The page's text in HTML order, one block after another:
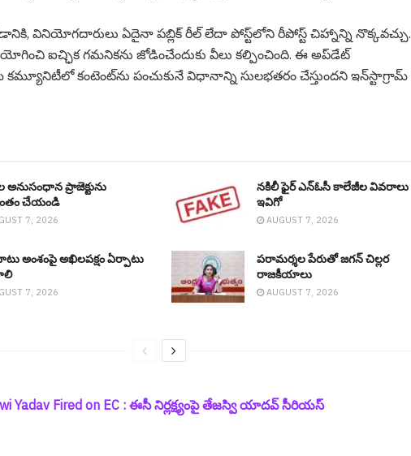
వినియోగదారులు ఏదైనా పబ్లిక్ రీల్ లేదా పోస్ట్‌లోని రీపోస్ట్ చిహ్నాన్ని నొక్కవచ్చు.
ఐచ్ఛిక గమనికను జోడించేందుకు వీలు క‌ల్పించింది. ఈ అప్‌డేట్
కంటెంట్‌ను పంచుకునే విధానాన్ని సులభతరం చేస్తుందని ఇన్‌స్టాగ్రామ్
అనుసంధాన ప్రాజెక్టును
చేయండి
7, 2026
నకిలీ ఫైర్ ఎన్ఓసీ కాలేజీల వివ‌రాలు
ఇవిగో
AUGUST 7, 2026
అంశంపై అఖిల‌ప‌క్షం ఏర్పాటు
7, 2026
ప‌రామ‌ర్శ‌ల పేరుతో జ‌గ‌న్ చిల్ల‌ర
రాజ‌కీయాలు
AUGUST 7, 2026
Yadav Fired on EC : ఈసీ నిర్ల‌క్ష్యంపై తేజ‌స్వి యాద‌వ్ సీరియ‌స్